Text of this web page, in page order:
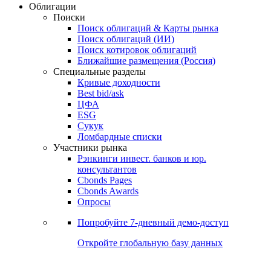
Облигации
Поиски
Поиск облигаций & Карты рынка
Поиск облигаций (ИИ)
Поиск котировок облигаций
Ближайшие размещения (Россия)
Специальные разделы
Кривые доходности
Best bid/ask
ЦФА
ESG
Сукук
Ломбардные списки
Участники рынка
Рэнкинги инвест. банков и юр.
консультантов
Cbonds Pages
Cbonds Awards
Опросы
Попробуйте 7-дневный демо-доступ
Откройте глобальную базу данных